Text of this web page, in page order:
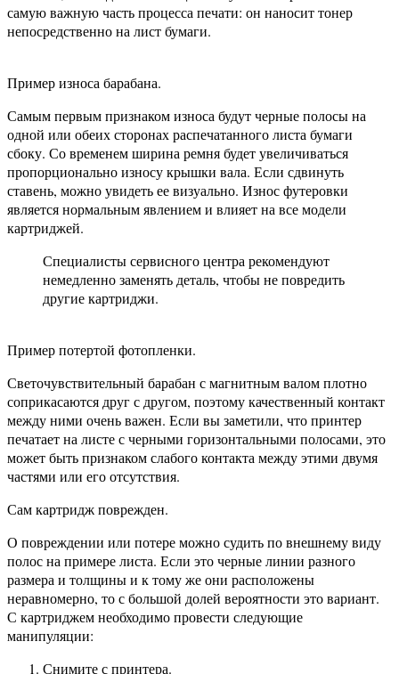
самую важную часть процесса печати: он наносит тонер
непосредственно на лист бумаги.
Пример износа барабана.
Самым первым признаком износа будут черные полосы на
одной или обеих сторонах распечатанного листа бумаги
сбоку. Со временем ширина ремня будет увеличиваться
пропорционально износу крышки вала. Если сдвинуть
ставень, можно увидеть ее визуально. Износ футеровки
является нормальным явлением и влияет на все модели
картриджей.
Специалисты сервисного центра рекомендуют
немедленно заменять деталь, чтобы не повредить
другие картриджи.
Пример потертой фотопленки.
Светочувствительный барабан с магнитным валом плотно
соприкасаются друг с другом, поэтому качественный контакт
между ними очень важен. Если вы заметили, что принтер
печатает на листе с черными горизонтальными полосами, это
может быть признаком слабого контакта между этими двумя
частями или его отсутствия.
Сам картридж поврежден.
О повреждении или потере можно судить по внешнему виду
полос на примере листа. Если это черные линии разного
размера и толщины и к тому же они расположены
неравномерно, то с большой долей вероятности это вариант.
С картриджем необходимо провести следующие
манипуляции:
Снимите с принтера.